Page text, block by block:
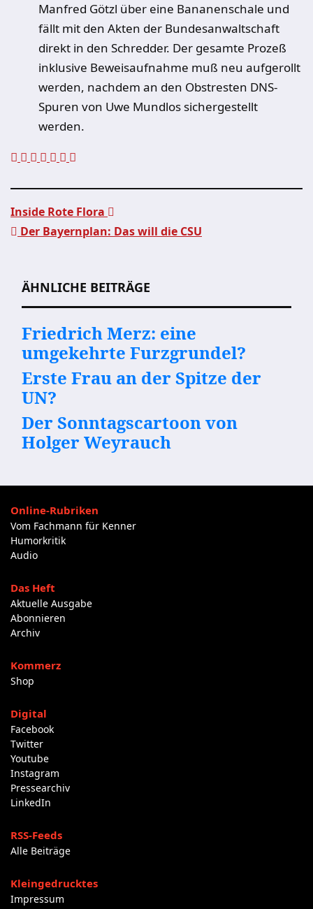
Manfred Götzl über eine Bananenschale und
fällt mit den Akten der Bundesanwaltschaft
direkt in den Schredder. Der gesamte Prozeß
inklusive Beweisaufnahme muß neu aufgerollt
werden, nachdem an den Obstresten DNS-
Spuren von Uwe Mundlos sichergestellt
werden.
Inside Rote Flora
Der Bayernplan: Das will die CSU
ÄHNLICHE BEITRÄGE
Friedrich Merz: eine
umgekehrte Furzgrundel?
Erste Frau an der Spitze der
UN?
Der Sonntagscartoon von
Holger Weyrauch
Online-Rubriken
Vom Fachmann für Kenner
Humorkritik
Audio
Das Heft
Aktuelle Ausgabe
Abonnieren
Archiv
Kommerz
Shop
Digital
Facebook
Twitter
Youtube
Instagram
Pressearchiv
LinkedIn
RSS-Feeds
Alle Beiträge
Kleingedrucktes
Impressum